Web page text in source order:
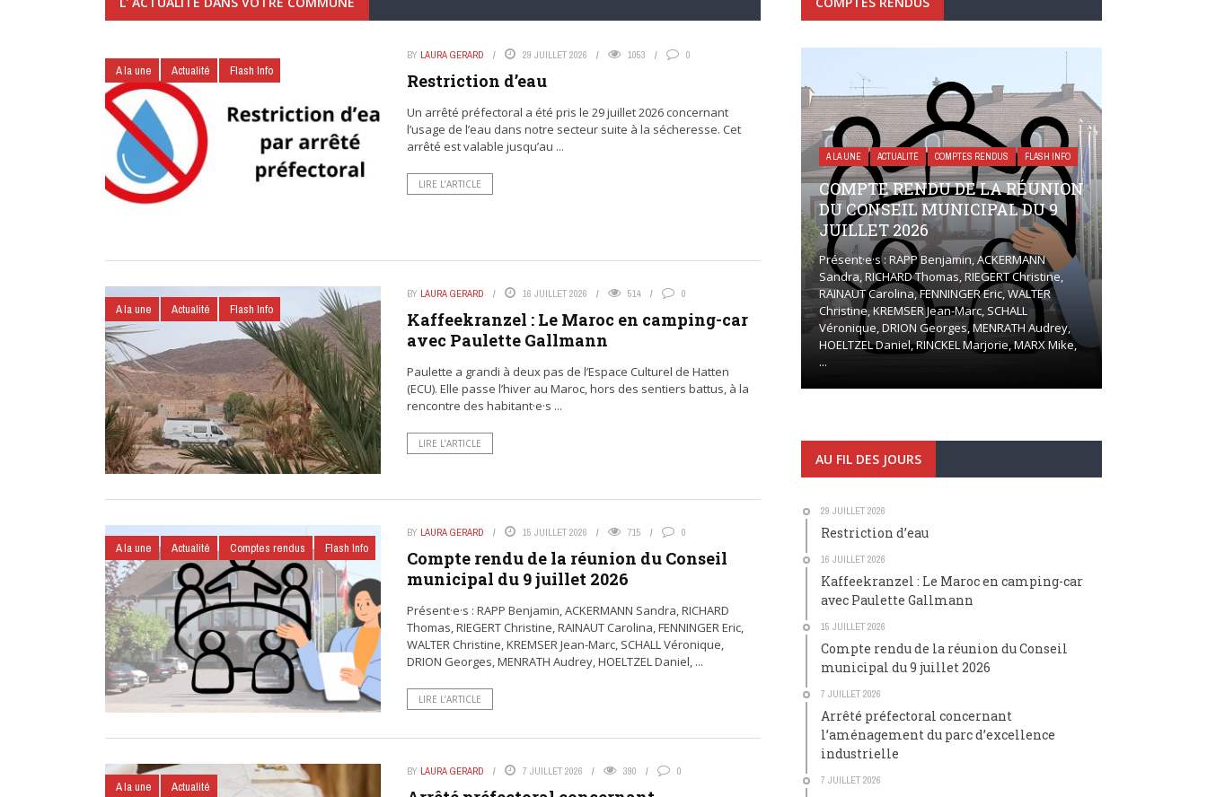
A la une Actualité Flash Info
BY LAURA GERARD 29 JUILLET 2026 1053 0
Restriction d’eau
Un arrêté préfectoral a été pris le 29 juillet 2026 concernant
l’usage de l’eau dans notre secteur suite à la sécheresse. Cet
arrêté est valable jusqu’au ...
LIRE L’ARTICLE
A la une Actualité Flash Info
BY LAURA GERARD 16 JUILLET 2026 514 0
Kaffeekranzel : Le Maroc en camping-car
avec Paulette Gallmann
Paulette a grandi à deux pas de l’Espace Culturel de Hatten
(ECU). Elle passe l’hiver au Maroc, hors des sentiers battus, à la
rencontre des habitant·e·s ...
LIRE L’ARTICLE
A la une Actualité Comptes rendus Flash Info
BY LAURA GERARD 15 JUILLET 2026 715 0
Compte rendu de la réunion du Conseil
municipal du 9 juillet 2026
Présent·e·s : RAPP Benjamin, ACKERMANN Sandra, RICHARD
Thomas, RIEGERT Christine, RAINAUT Carolina, FENNINGER Eric,
WALTER Christine, KREMSER Jean-Marc, SCHALL Véronique,
DRION Georges, MENRATH Audrey, HOELTZEL Daniel, ...
LIRE L’ARTICLE
A la une Actualité
BY LAURA GERARD 7 JUILLET 2026 390 0
A LA UNE ACTUALITÉ COMPTES RENDUS FLASH INFO
COMPTE RENDU DE LA RÉUNION
DU CONSEIL MUNICIPAL DU 9
JUILLET 2026
Présent·e·s : RAPP Benjamin, ACKERMANN
Sandra, RICHARD Thomas, RIEGERT Christine,
RAINAUT Carolina, FENNINGER Eric, WALTER
Christine, KREMSER Jean-Marc, SCHALL
Véronique, DRION Georges, MENRATH Audrey,
HOELTZEL Daniel, RINCKEL Marjorie, MARX Mike,
...
AU FIL DES JOURS
29 JUILLET 2026
Restriction d’eau
16 JUILLET 2026
Kaffeekranzel : Le Maroc en camping-car
avec Paulette Gallmann
15 JUILLET 2026
Compte rendu de la réunion du Conseil
municipal du 9 juillet 2026
7 JUILLET 2026
Arrêté préfectoral concernant
l’aménagement du parc d’excellence
industrielle
7 JUILLET 2026